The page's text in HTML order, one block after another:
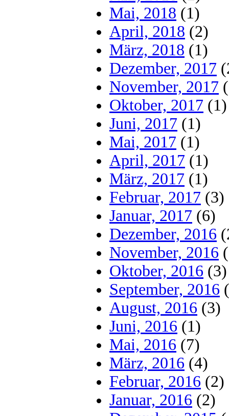
Mai, 2018 (1)
April, 2018 (2)
März, 2018 (1)
Dezember, 2017
November, 2017
Oktober, 2017 (1)
Juni, 2017 (1)
Mai, 2017 (1)
April, 2017 (1)
März, 2017 (1)
Februar, 2017 (3)
Januar, 2017 (6)
Dezember, 2016
November, 2016
Oktober, 2016 (3)
September, 2016
August, 2016 (3)
Juni, 2016 (1)
Mai, 2016 (7)
März, 2016 (4)
Februar, 2016 (2)
Januar, 2016 (2)